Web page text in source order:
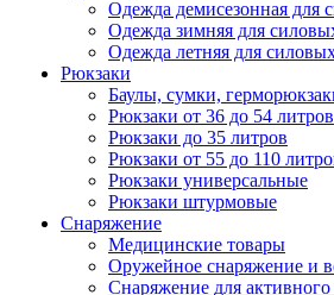
Одежда демисезонная для
Одежда зимняя для
Одежда летняя для
Рюкзаки
Баулы, сумки,
Рюкзаки от 36 до 54 литров
Рюкзаки до 35 литров
Рюкзаки от 55 до 110
Рюкзаки универсальные
Рюкзаки штурмовые
Снаряжение
Медицинские товары
Оружейное снаряжение и
Снаряжение для